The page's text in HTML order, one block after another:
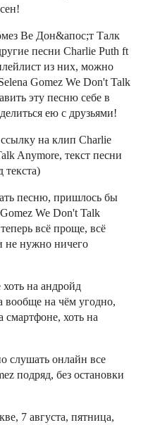
Ве Дон&апос;т Талк
песни Charlie Puth ft
из них, можно
Gomez We Don't Talk
эту песню себе в
ею с друзьями!
на клип Charlie
Anymore, текст песни
текста)
песню, пришлось бы
We Don't Talk
всё проще, всё
не нужно ничего
на андройд
вообще на чём угодно,
смартфоне, хоть на
слушать онлайн все
подряд, без остановки
7 августа, пятница,